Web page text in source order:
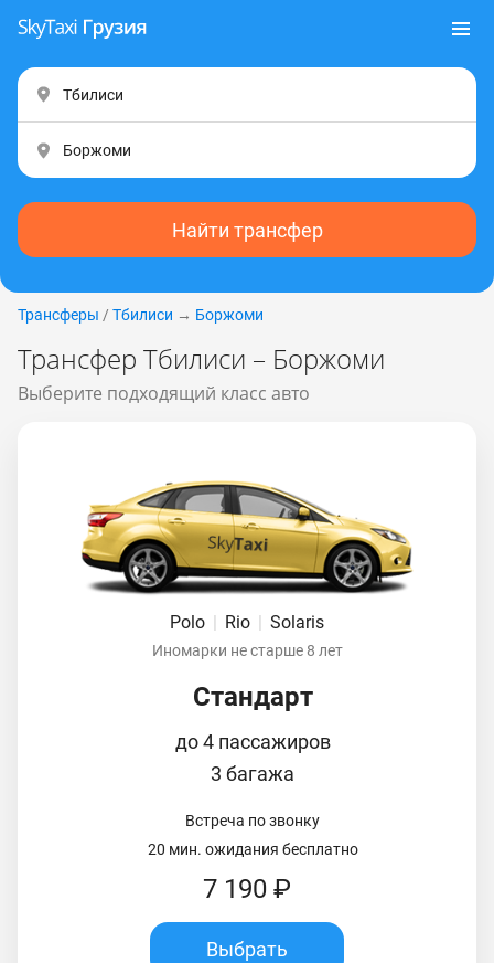
Найти трансфер
Трансферы / Тбилиси → Боржоми
Трансфер Тбилиси – Боржоми
Выберите подходящий класс авто
Polo | Rio | Solaris
Иномарки не старше 8 лет
Стандарт
до 4 пассажиров
3 багажа
Встреча по звонку
20 мин. ожидания бесплатно
7 190 ₽
Выбрать